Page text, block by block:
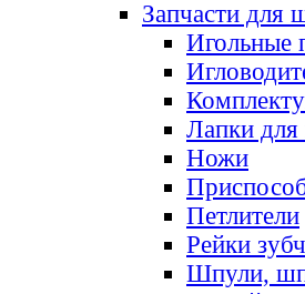
Запчасти
Игольные
Лапки
Ножи
Петлители
Рейки
Шпули,